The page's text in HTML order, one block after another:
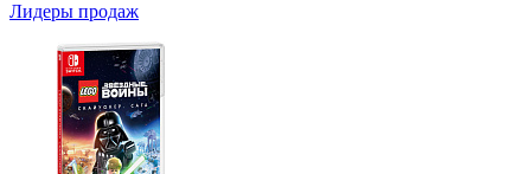
Лидеры продаж